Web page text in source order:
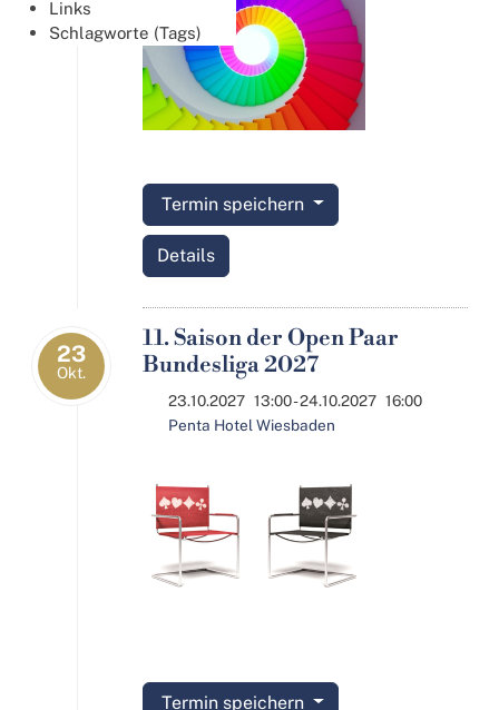
Links
Schlagworte (Tags)
Termin speichern
Details
23
Okt.
11. Saison der Open Paar
Bundesliga 2027
23.10.2027 13:00- 24.10.2027 16:00
Penta Hotel Wiesbaden
Termin speichern